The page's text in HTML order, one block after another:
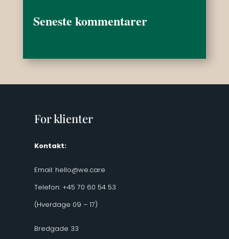
Seneste kommentarer
For klienter
Kontakt:
Email: hello@we.care
Telefon: +45 70 60 54 53
(Hverdage 09 – 17)
Bredgade 33